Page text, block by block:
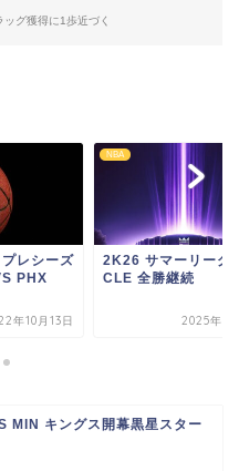
グ獲得に1歩近づく
レシーズ
PHX
年10月13日
NBA
2K26 サマーリー
CLE 全勝継続
2025年7
MIN キングス開幕黒星スター